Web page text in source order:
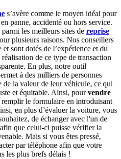
s’avère comme le moyen idéal pour
panne, accidenté ou hors service.
les meilleurs sites de reprise
plusieurs raisons. Nos conseillers
sont dotés de l’expérience et du
de ce type de transaction
En plus, notre outil
à des milliers de personnes
de la valeur de leur véhicule, ce qui
et équitable. Ainsi, pourvendre
le formulaire en introduisant
en plus d’évaluer la voiture, vous
de échanger avec l'un de
que celui-ci puisse vérifier la
Mais si vous êtes pressé,
par téléphone afin que votre
les plus brefs délais !